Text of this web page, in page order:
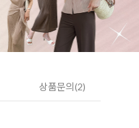
상품문의(2)